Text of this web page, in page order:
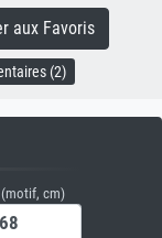
aux Favoris
(2)
(motif, cm)